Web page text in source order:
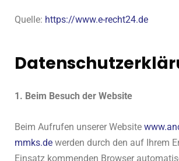
Quelle: https://www.e-recht24.de
1. Beim Besuch der Website
Beim Aufrufen unserer Website
mmks.de werden durch den auf Ihrem
Einsatz kommenden Browser